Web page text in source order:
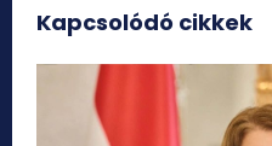
Kapcsolódó cikkek